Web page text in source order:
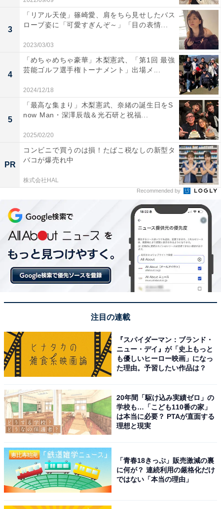
3
「リアル天使」篠崎愛、肩をちら見せしたバス
ローブ姿に「可愛すぎんぞ～」「目の表情...
2023/03/03
4
「めちゃめちゃ豪華」木梨憲武、「第1回 最強
芸能ゴルフ選手権トーナメント」出場メ...
2024/12/18
5
「最高な集まり」木梨憲武、奈緒の誕生日をS
now Man・深澤辰哉＆光石研と祝福...
2025/02/20
PR
コンビニで買うのは損！たばこ税なしの新型タ
バコが爆売れ中
株式会社HAL
Recommended by
注目の連載
『スパイダーマン：ブランド・
ニュー・デイ』が「史上もっと
も優しいヒーロー映画」になっ
た理由。予習したい作品は？
20年間「駆け込み実績ゼロ」の
学校も…「こども110番の家」
は本当に必要？ PTAが直面する
理想と現実
「青春18きっぷ」販売激減の裏
に何が？ 連続利用の厳格化だけ
ではない「本当の理由」